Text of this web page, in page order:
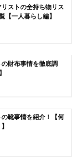
リストの全持ち物リス
【一人暮らし編】
の財布事情を徹底調
の靴事情を紹介！【何